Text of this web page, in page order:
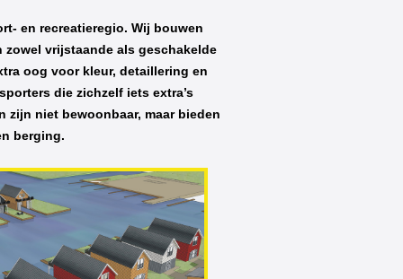
en recreatieregio. Wij bouwen
vrijstaande als geschakelde
oog voor kleur, detaillering en
die zichzelf iets extra’s
zijn niet bewoonbaar, maar bieden
berging.